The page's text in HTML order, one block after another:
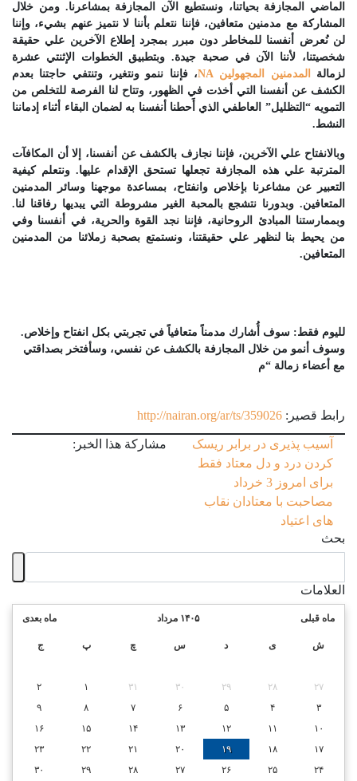
الماضي المجازفة بحياتنا، ونستطيع الآن المجازفة بمشاعرنا. ومن خلال
المشاركة مع مدمنين متعافين، فإننا نتعلم بأننا لا نتميز عنهم بشيء، وإننا
لن نُعرض أنفسنا للمخاطر دون مبرر بمجرد إطلاع الآخرين علي حقيقة
شخصيتنا، لأننا الآن في صحبة جيدة. وبتطبيق الخطوات الإثنتي عشرة
لزمالة
المدمنين المجهولين NA
، فإننا ننمو ونتغير، وتنتفي حاجتنا بعدم
الكشف عن أنفسنا التي أخذت في الظهور، وتتاح لنا الفرصة للتخلص من
التمويه “التظليل” العاطفي الذي أَحطنا أنفسنا به لضمان البقاء أثناء إدماننا
النشط.
وبالانفتاح علي الآخرين، فإننا نجازف بالكشف عن أنفسنا، إلا أن المكافآت
المترتبة علي هذه المجازفة تجعلها تستحق الإقدام عليها. ونتعلم كيفية
التعبير عن مشاعرنا بإخلاص وانفتاح، بمساعدة موجهنا وسائر المدمنين
المتعافين. وبدورنا نتشجع بالمحبة الغير مشروطة التي يبديها رفاقنا لنا.
وبممارستنا المبادئ الروحانية، فإننا نجد القوة والحرية، في أنفسنا وفي
من يحيط بنا لنظهر علي حقيقتنا، ونستمتع بصحبة زملائنا من المدمنين
المتعافين.
لليوم فقط: سوف أُشارك مدمناً متعافياً في تجربتي بكل انفتاح وإخلاص.
وسوف أنمو من خلال المجازفة بالكشف عن نفسي، وسأفتخر بصداقتي
مع أعضاء زمالة “م
رابط قصير: http://nairan.org/ar/ts/359026
آسیب ⁯پذیری در برابر ریسک
کردن درد و دل معتاد فقط
برای امروز 3 خرداد
مصاحبت با معتادان نقاب⁯
های اعتیاد
مشاركة هذا الخبر:
بحث
العلامات
ماه بعدی ۱۴۰۵ مرداد ماه قبلی
ش ی د س چ پ ج
۲۷ ۲۸ ۲۹ ۳۰ ۳۱ ۱
۲
۳
۴ ۵ ۶ ۷ ۸
۹
۱۰
۱۱ ۱۲ ۱۳ ۱۴ ۱۵
۱۶
۱۷
۱۸ ۱۹ ۲۰ ۲۱ ۲۲
۲۳
۲۴
۲۵ ۲۶ ۲۷ ۲۸ ۲۹
۳۰